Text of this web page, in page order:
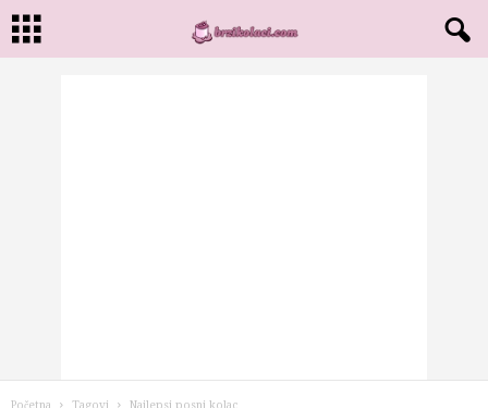
Početna Tagovi Najlepsi posni kolac